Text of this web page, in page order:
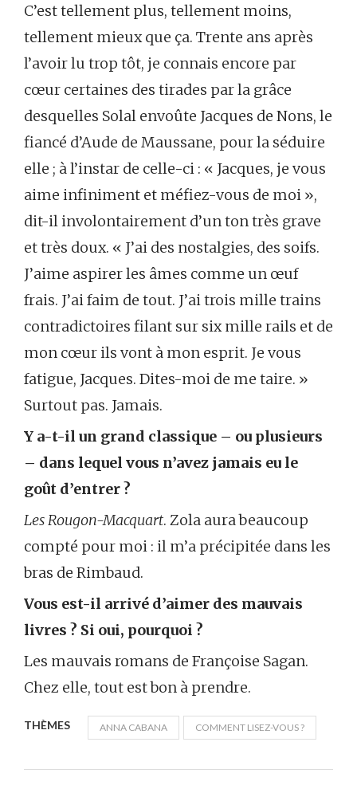
C’est tellement plus, tellement moins,
tellement mieux que ça. Trente ans après
l’avoir lu trop tôt, je connais encore par
cœur certaines des tirades par la grâce
desquelles Solal envoûte Jacques de Nons, le
fiancé d’Aude de Maussane, pour la séduire
elle ; à l’instar de celle-ci : « Jacques, je vous
aime infiniment et méfiez-vous de moi »,
dit-il involontairement d’un ton très grave
et très doux. « J’ai des nostalgies, des soifs.
J’aime aspirer les âmes comme un œuf
frais. J’ai faim de tout. J’ai trois mille trains
contradictoires filant sur six mille rails et de
mon cœur ils vont à mon esprit. Je vous
fatigue, Jacques. Dites-moi de me taire. »
Surtout pas. Jamais.
Y a-t-il un grand classique – ou plusieurs
– dans lequel vous n’avez jamais eu le
goût d’entrer ?
Les Rougon-Macquart. Zola aura beaucoup
compté pour moi : il m’a précipitée dans les
bras de Rimbaud.
Vous est-il arrivé d’aimer des mauvais
livres ? Si oui, pourquoi ?
Les mauvais romans de Françoise Sagan.
Chez elle, tout est bon à prendre.
THÈMES ANNA CABANA COMMENT LISEZ-VOUS ?